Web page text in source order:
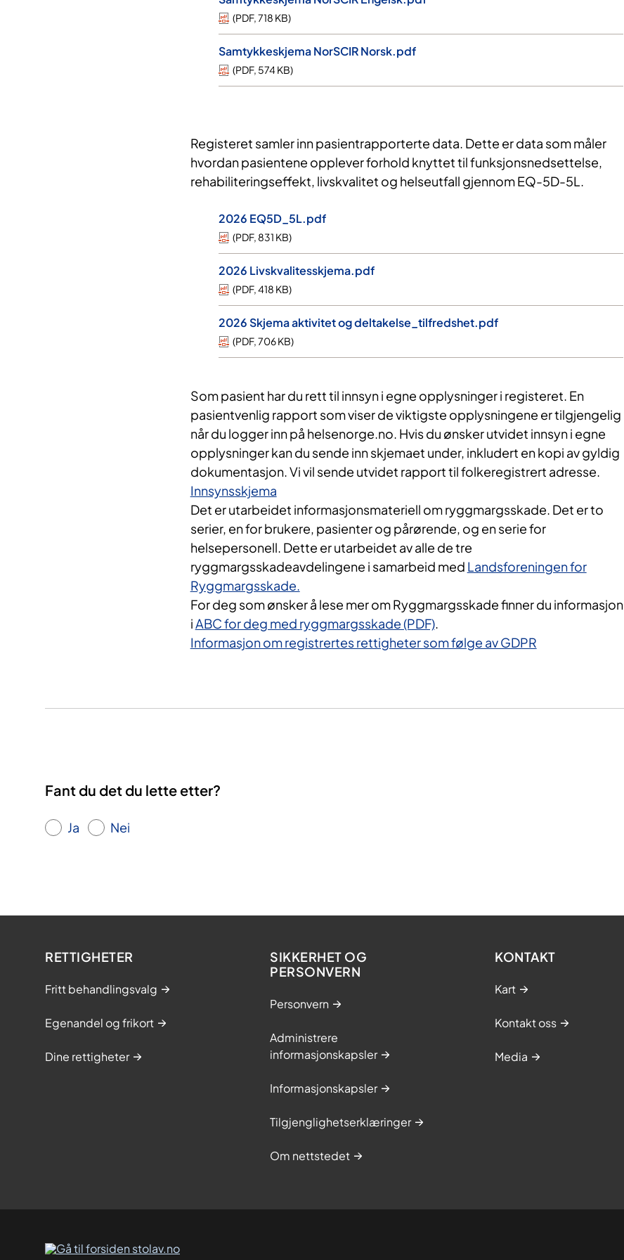
(PDF,718 KB)
Samtykkeskjema NorSCIR Norsk.pdf
(PDF, 574 KB)
Registeret samler inn pasientrapporterte data. Dette er data som måler
hvordan pasientene opplever forhold knyttet til funksjonsnedsettelse,
rehabiliteringseffekt, livskvalitet og helseutfall gjennom EQ-5D-5L.
2026 EQ5D_5L.pdf
(PDF, 831 KB)
2026 Livskvalitesskjema.pdf
(PDF,418 KB)
2026 Skjema aktivitet og deltakelse_tilfredshet.pdf
(PDF,706 KB)
Som pasient har du rett til innsyn i egne opplysninger i registeret. En
pasientvenlig rapport som viser de viktigste opplysningene er tilgjengelig
når du logger inn på helsenorge.no. Hvis du ønsker utvidet innsyn i egne
opplysninger kan du sende inn skjemaet under, inkludert en kopi av gyldig
dokumentasjon. Vi vil sende utvidet rapport til folkeregistrert adresse.
Innsynsskjema
Det er utarbeidet informasjonsmateriell om ryggmargsskade. Det er to
serier, en for brukere, pasienter og pårørende, og en serie for
helsepersonell. Dette er utarbeidet av alle de tre
ryggmargsskadeavdelingene i samarbeid med Landsforeningen for
Ryggmargsskade.
For deg som ønsker å lese mer om Ryggmargsskade finner du informasjon
iABC for deg med ryggmargsskade (PDF).
Informasjon om registrertes rettigheter som følge av GDPR
Fant du det du lette etter?
Ja Nei
RETTIGHETER
Fritt behandlingsvalg
Egenandel og frikort
Dine rettigheter
SIKKERHET OG
PERSONVERN
Personvern
Administrere
informasjonskapsler
Informasjonskapsler
Tilgjenglighetserklæringer
Om nettstedet
KONTAKT
Kart
Kontakt oss
Media